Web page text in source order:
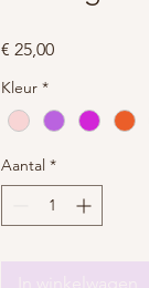
€ 25,00Prijs
Kleur *
Aantal *